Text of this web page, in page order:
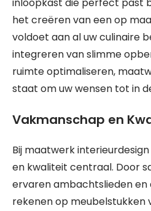
inloopkast die perfect past
het creëren van een op
voldoet aan al uw culinaire
integreren van slimme
ruimte optimaliseren,
staat om uw wensen tot in
Vakmanschap en
Bij maatwerk
en kwaliteit centraal. Door
ervaren ambachtslieden
rekenen op meubelstukken